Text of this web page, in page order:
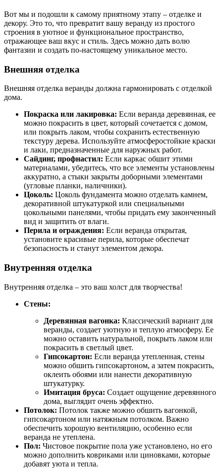
Вот мы и подошли к самому приятному этапу – отделке и
декору. Это то, что превратит вашу веранду из простого
строения в уютное и функциональное пространство,
отражающее ваш вкус и стиль. Здесь можно дать волю
фантазии и создать по-настоящему уникальное место.
Внешняя отделка
Внешняя отделка веранды должна гармонировать с отделкой
дома.
Покраска или лакировка: Если веранда деревянная, ее
можно покрасить в цвет, который сочетается с домом,
или покрыть лаком, чтобы сохранить естественную
текстуру дерева. Используйте атмосферостойкие краски
и лаки, предназначенные для наружных работ.
Сайдинг, профнастил: Если каркас обшит этими
материалами, убедитесь, что все элементы установлены
аккуратно, а стыки закрыты доборными элементами
(угловые планки, наличники).
Цоколь: Цоколь фундамента можно отделать камнем,
декоративной штукатуркой или специальными
цокольными панелями, чтобы придать ему законченный
вид и защитить от влаги.
Перила и ограждения: Если веранда открытая,
установите красивые перила, которые обеспечат
безопасность и станут элементом декора.
Внутренняя отделка
Внутренняя отделка – это ваш холст для творчества!
Стены:
Деревянная вагонка: Классический вариант для
веранды, создает уютную и теплую атмосферу. Ее
можно оставить натуральной, покрыть лаком или
покрасить в светлый цвет.
Гипсокартон: Если веранда утепленная, стены
можно обшить гипсокартоном, а затем покрасить,
оклеить обоями или нанести декоративную
штукатурку.
Имитация бруса: Создает ощущение деревянного
дома, выглядит очень эффектно.
Потолок: Потолок также можно обшить вагонкой,
гипсокартоном или натяжным потолком. Важно
обеспечить хорошую вентиляцию, особенно если
веранда не утеплена.
Пол: Чистовое покрытие пола уже установлено, но его
можно дополнить ковриками или циновками, которые
добавят уюта и тепла.